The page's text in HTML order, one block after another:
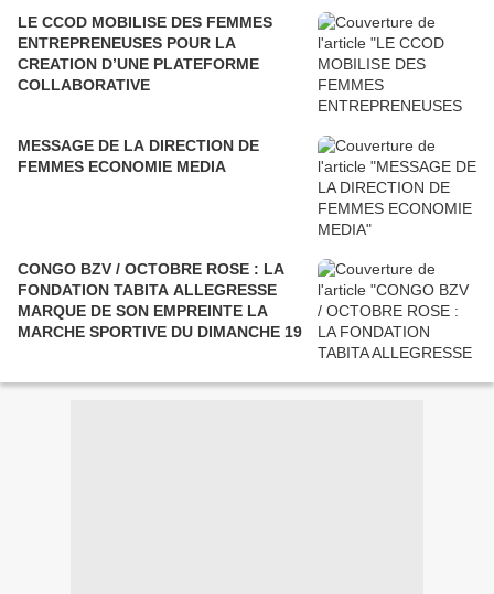
LE CCOD MOBILISE DES FEMMES
ENTREPRENEUSES POUR LA
CREATION D’UNE PLATEFORME
COLLABORATIVE
MESSAGE DE LA DIRECTION DE
FEMMES ECONOMIE MEDIA
CONGO BZV / OCTOBRE ROSE : LA
FONDATION TABITA ALLEGRESSE
MARQUE DE SON EMPREINTE LA
MARCHE SPORTIVE DU DIMANCHE 19